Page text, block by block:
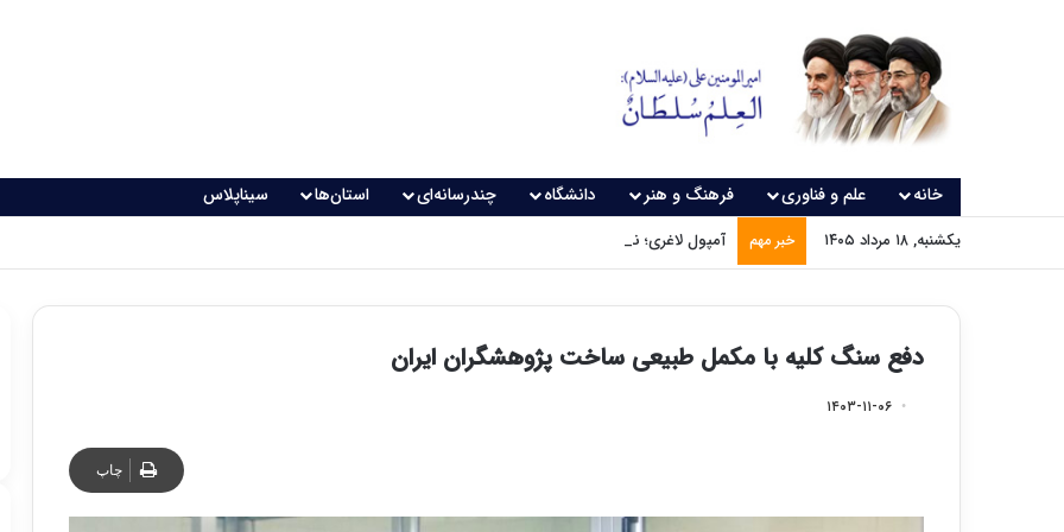
خانه علم و فناوری فرهنگ و هنر دانشگاه چندرسانه‌ای استان‌ها سیناپلاس
یکشنبه, ۱۸ مرداد ۱۴۰۵ خبر مهم آمپول لاغری؛ نسخه‌ای که بدون تغذیه خطرناک می‌شود
دفع سنگ کلیه با مکمل طبیعی ساخت پژوهشگران ایران
۱۴۰۳-۱۱-۰۶
چاپ